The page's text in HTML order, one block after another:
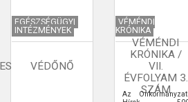
EGÉSZSÉGÜGYI
INTÉZMÉNYEK
VÉDŐNŐ
VÉMÉNDI
KRÓNIKA
VÉMÉNDI
KRÓNIKA /
VII.
ÉVFOLYAM 3.
SZÁM
Az Önkormányzati